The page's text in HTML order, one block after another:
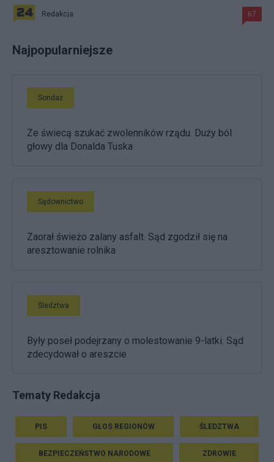
Redakcja 67
Najpopularniejsze
Sondaż
Ze świecą szukać zwolenników rządu. Duży ból
głowy dla Donalda Tuska
Sądownictwo
Zaorał świeżo zalany asfalt. Sąd zgodził się na
aresztowanie rolnika
Śledztwa
Były poseł podejrzany o molestowanie 9-latki. Sąd
zdecydował o areszcie
Tematy Redakcja
PIS GŁOS REGIONÓW ŚLEDZTWA
BEZPIECZEŃSTWO NARODOWE ZDROWIE